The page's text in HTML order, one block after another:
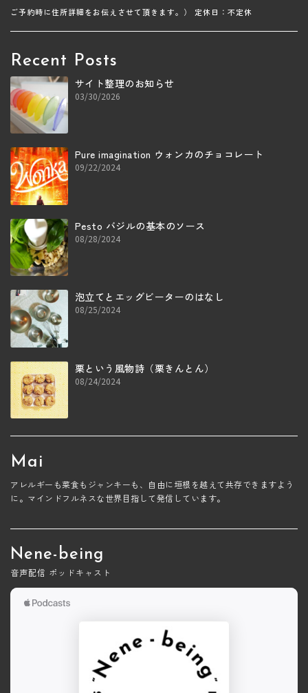
ご予約時に住所詳細をお伝えさせて頂きます。）
定休日：不定休
Recent Posts
サイト整理のお知らせ
03/30/2026
Pure imagination ウォンカのチョコレート
09/22/2024
Pesto バジルの基本のソース
08/28/2024
泡立てとエッグビーターのはなし
08/25/2024
栗という風物詩（栗きんとん）
08/24/2024
Mai
アレルギーも菜食もジャンキーも、自由に垣根を越えて共存できますよう
に。マインドフルネスな世界目指して発信しています。
Nene-being
音声配信 ポッドキャスト